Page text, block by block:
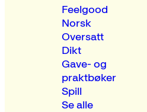
Feelgood
Norsk
Oversatt
Dikt
Gave- og
praktbøker
Spill
Se alle